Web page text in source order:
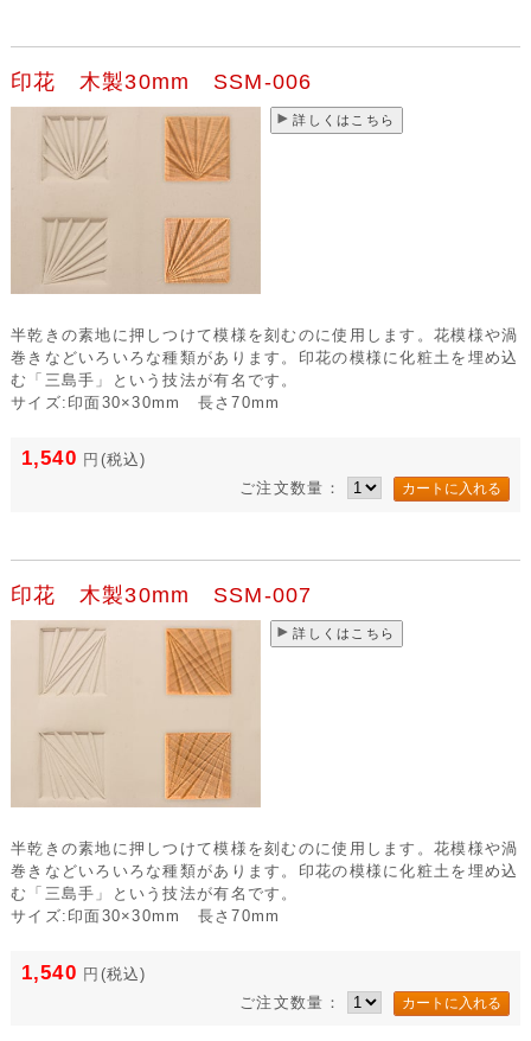
印花 木製30mm SSM-006
詳しくはこちら
半乾きの素地に押しつけて模様を刻むのに使用します。花模様や渦
巻きなどいろいろな種類があります。印花の模様に化粧土を埋め込
む「三島手」という技法が有名です。
サイズ:印面30×30mm 長さ70mm
1,540 円 (税込)
ご注文数量：
印花 木製30mm SSM-007
詳しくはこちら
半乾きの素地に押しつけて模様を刻むのに使用します。花模様や渦
巻きなどいろいろな種類があります。印花の模様に化粧土を埋め込
む「三島手」という技法が有名です。
サイズ:印面30×30mm 長さ70mm
1,540 円 (税込)
ご注文数量：